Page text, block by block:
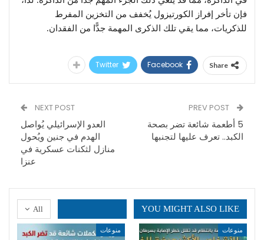
فإن تأخر إفراز الكورتيزول يُخفف من التخزين المفرط
للذكريات، مما يقي تلك الذكرى المهمة جدًّا من الفقدان.
Share
Facebook
Twitter
5 أطعمة شائعة تضر بصحة
الكبد.. تعرف عليها لتجنبها
NEXT POST
العدو الإسرائيلي يُواصل
الهدم في جنين ويُحول
منازل لثكنات عسكرية في
عنزا
All YOU MIGHT ALSO LIKE
منوعات منوعات